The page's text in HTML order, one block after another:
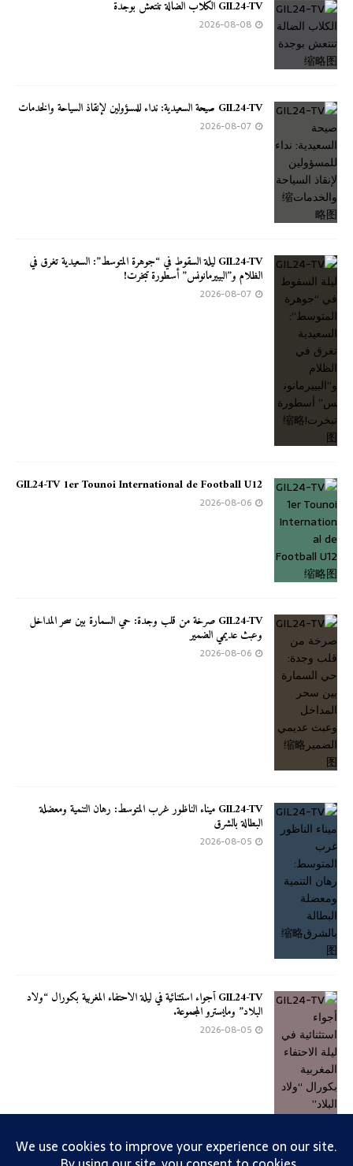
GIL24-TV الكلاب الضالة تنتعش بوجدة
2026-08-08
GIL24-TV صيحة السعيدية: نداء للمسؤولين لإنقاذ السياحة والخدمات
2026-08-07
GIL24-TV ليلة السقوط في “جوهرة المتوسط”: السعيدية تغرق في
الظلام و”البييرمانونس” أسطورة تبخرت!
2026-08-07
GIL24-TV 1er Tounoi International de Football U12
2026-08-06
GIL24-TV صرخة من قلب وجدة: حي السمارة بين سحر المداخل
وعبث عديمي الضمير
2026-08-06
GIL24-TV ميناء الناظور غرب المتوسط: رهان التنمية ومعضلة
البطالة بالشرق
2026-08-05
GIL24-TV أجواء استثنائية في ليلة الاحتفاء المغربية بكورال “ولاد
البلاد” ومايسترو المجموعة.
2026-08-05